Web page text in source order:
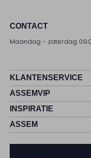
CONTACT
Maandag - zaterdag
KLANTENSERVICE
ASSEMVIP
INSPIRATIE
ASSEM